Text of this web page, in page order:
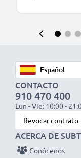
CONTACTO
910 470 400
Lun - Vie: 10:00 -
Revocar contrato
ACERCA DE
Conócenos